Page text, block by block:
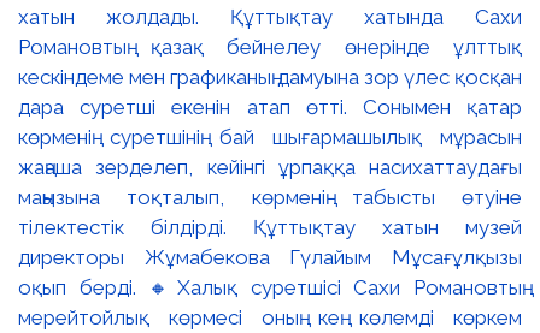
хатын жолдады. Құттықтау хатында Сахи
Романовтың қазақ бейнелеу өнерінде ұлттық
кескіндеме мен графиканың дамуына зор үлес қосқан
дара суретші екенін атап өтті. Сонымен қатар
көрменің суретшінің бай шығармашылық мұрасын
жаңаша зерделеп, кейінгі ұрпаққа насихаттаудағы
маңызына тоқталып, көрменің табысты өтуіне
тілектестік білдірді. Құттықтау хатын музей
директоры Жұмабекова Гүлайым Мұсағұлқызы
оқып берді. 🔸Халық суретшісі Сахи Романовтың
мерейтойлық көрмесі оның кең көлемді көркем